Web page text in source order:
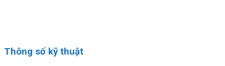
Thông số kỹ thuật